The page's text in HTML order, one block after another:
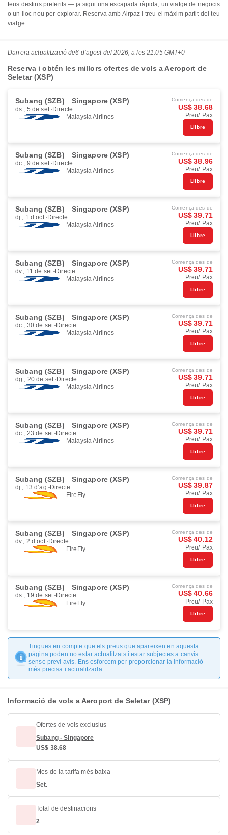
teus destins preferits — ja sigui una escapada ràpida, un viatge de negocis
o un lloc nou per explorar. Reserva amb Airpaz i treu el màxim partit del teu
viatge.
Darrera actualització de6 d’agost del 2026, a les 21:05 GMT+0
Reserva i obtén les millors ofertes de vols a Aeroport de
Seletar (XSP)
Subang (SZB) Singapore (XSP)
ds., 5 de set. Directe
Malaysia Airlines
Comença des de
US$ 38.68
Preu/ Pax
Llibre
Subang (SZB) Singapore (XSP)
dc., 9 de set. Directe
Malaysia Airlines
Comença des de
US$ 38.96
Preu/ Pax
Llibre
Subang (SZB) Singapore (XSP)
dj., 1 d’oct. Directe
Malaysia Airlines
Comença des de
US$ 39.71
Preu/ Pax
Llibre
Subang (SZB) Singapore (XSP)
dv., 11 de set. Directe
Malaysia Airlines
Comença des de
US$ 39.71
Preu/ Pax
Llibre
Subang (SZB) Singapore (XSP)
dc., 30 de set. Directe
Malaysia Airlines
Comença des de
US$ 39.71
Preu/ Pax
Llibre
Subang (SZB) Singapore (XSP)
dg., 20 de set. Directe
Malaysia Airlines
Comença des de
US$ 39.71
Preu/ Pax
Llibre
Subang (SZB) Singapore (XSP)
dc., 23 de set. Directe
Malaysia Airlines
Comença des de
US$ 39.71
Preu/ Pax
Llibre
Subang (SZB) Singapore (XSP)
dj., 13 d’ag. Directe
FireFly
Comença des de
US$ 39.87
Preu/ Pax
Llibre
Subang (SZB) Singapore (XSP)
dv., 2 d’oct. Directe
FireFly
Comença des de
US$ 40.12
Preu/ Pax
Llibre
Subang (SZB) Singapore (XSP)
ds., 19 de set. Directe
FireFly
Comença des de
US$ 40.66
Preu/ Pax
Llibre
Tingues en compte que els preus que apareixen en aquesta
pàgina poden no estar actualitzats i estar subjectes a canvis
sense previ avís. Ens esforcem per proporcionar la informació
més precisa i actualitzada.
Informació de vols a Aeroport de Seletar (XSP)
Ofertes de vols exclusius
Subang - Singapore
US$ 38.68
Mes de la tarifa més baixa
Set.
Total de destinacions
2